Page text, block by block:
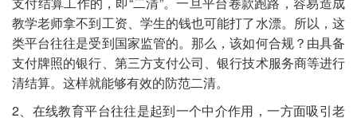
教学老师拿不到工资、学生的钱也可能打了水漂。所以，这
类平台往往是受到国家监管的。那么，该如何合规？由具备
支付牌照的银行、第三方支付公司、银行技术服务商等进行
清结算。这样就能够有效的防范二清。
2、在线教育平台往往是起到一个中介作用，一方面吸引老